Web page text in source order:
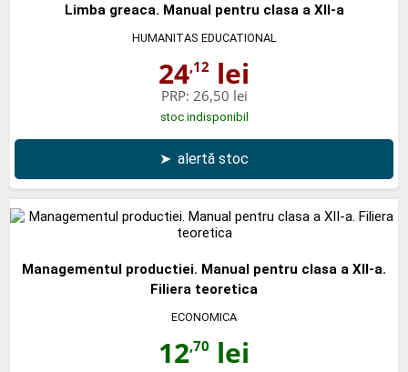
Limba greaca. Manual pentru clasa a XII-a
HUMANITAS EDUCATIONAL
24,12 lei
PRP: 26,50 lei
stoc indisponibil
➤ alertă stoc
Managementul productiei. Manual pentru clasa a XII-a.
Filiera teoretica
ECONOMICA
12,70 lei